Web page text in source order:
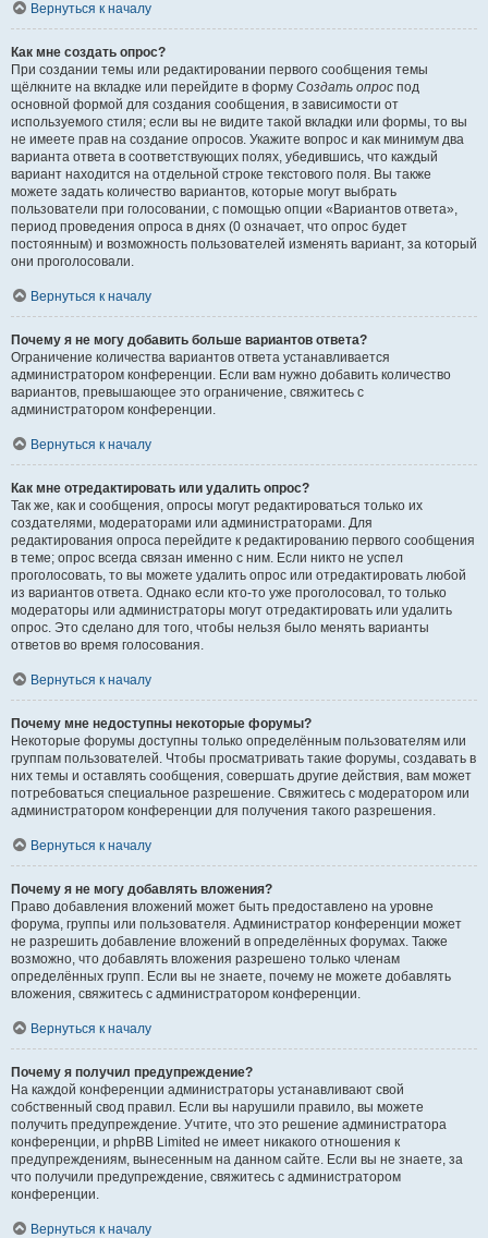
Вернуться к началу
Как мне создать опрос?
При создании темы или редактировании первого сообщения темы
щёлкните на вкладке или перейдите в форму Создать опрос под
основной формой для создания сообщения, в зависимости от
используемого стиля; если вы не видите такой вкладки или формы, то вы
не имеете прав на создание опросов. Укажите вопрос и как минимум два
варианта ответа в соответствующих полях, убедившись, что каждый
вариант находится на отдельной строке текстового поля. Вы также
можете задать количество вариантов, которые могут выбрать
пользователи при голосовании, с помощью опции «Вариантов ответа»,
период проведения опроса в днях (0 означает, что опрос будет
постоянным) и возможность пользователей изменять вариант, за который
они проголосовали.
Вернуться к началу
Почему я не могу добавить больше вариантов ответа?
Ограничение количества вариантов ответа устанавливается
администратором конференции. Если вам нужно добавить количество
вариантов, превышающее это ограничение, свяжитесь с
администратором конференции.
Вернуться к началу
Как мне отредактировать или удалить опрос?
Так же, как и сообщения, опросы могут редактироваться только их
создателями, модераторами или администраторами. Для
редактирования опроса перейдите к редактированию первого сообщения
в теме; опрос всегда связан именно с ним. Если никто не успел
проголосовать, то вы можете удалить опрос или отредактировать любой
из вариантов ответа. Однако если кто-то уже проголосовал, то только
модераторы или администраторы могут отредактировать или удалить
опрос. Это сделано для того, чтобы нельзя было менять варианты
ответов во время голосования.
Вернуться к началу
Почему мне недоступны некоторые форумы?
Некоторые форумы доступны только определённым пользователям или
группам пользователей. Чтобы просматривать такие форумы, создавать в
них темы и оставлять сообщения, совершать другие действия, вам может
потребоваться специальное разрешение. Свяжитесь с модератором или
администратором конференции для получения такого разрешения.
Вернуться к началу
Почему я не могу добавлять вложения?
Право добавления вложений может быть предоставлено на уровне
форума, группы или пользователя. Администратор конференции может
не разрешить добавление вложений в определённых форумах. Также
возможно, что добавлять вложения разрешено только членам
определённых групп. Если вы не знаете, почему не можете добавлять
вложения, свяжитесь с администратором конференции.
Вернуться к началу
Почему я получил предупреждение?
На каждой конференции администраторы устанавливают свой
собственный свод правил. Если вы нарушили правило, вы можете
получить предупреждение. Учтите, что это решение администратора
конференции, и phpBB Limited не имеет никакого отношения к
предупреждениям, вынесенным на данном сайте. Если вы не знаете, за
что получили предупреждение, свяжитесь с администратором
конференции.
Вернуться к началу